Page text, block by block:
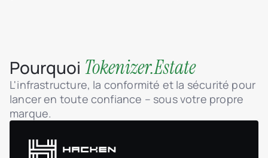
Pourquoi Tokenizer.Estate
L'infrastructure, la conformité et la sécurité pour
lancer en toute confiance – sous votre propre
marque.